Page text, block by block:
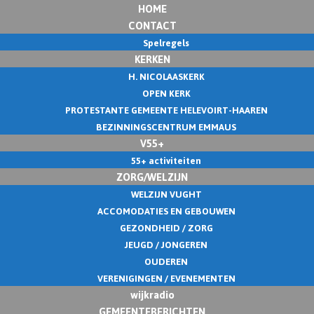
HOME
CONTACT
Spelregels
KERKEN
H. NICOLAASKERK
OPEN KERK
PROTESTANTE GEMEENTE HELEVOIRT-HAAREN
BEZINNINGSCENTRUM EMMAUS
V55+
55+ activiteiten
ZORG/WELZIJN
WELZIJN VUGHT
ACCOMODATIES EN GEBOUWEN
GEZONDHEID / ZORG
JEUGD / JONGEREN
OUDEREN
VERENIGINGEN / EVENEMENTEN
wijkradio